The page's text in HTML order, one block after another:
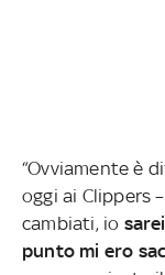
“Ovviamente è
oggi ai Clippers
cambiati, io
punto mi ero